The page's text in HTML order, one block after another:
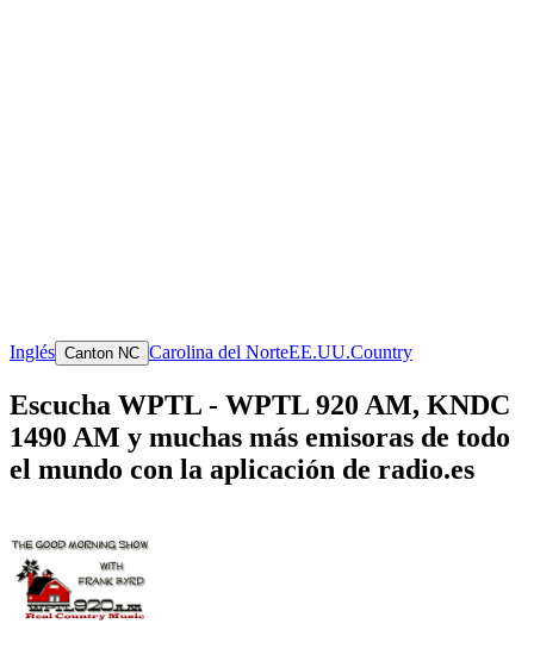
Inglés Canton NC Carolina del NorteEE.UU.Country
Escucha WPTL - WPTL 920 AM, KNDC
1490 AM y muchas más emisoras de todo
el mundo con la aplicación de radio.es